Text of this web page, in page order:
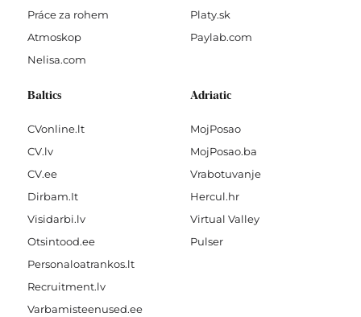
Práce za rohem
Atmoskop
Nelisa.com
Platy.sk
Paylab.com
Baltics
CVonline.lt
CV.lv
CV.ee
Dirbam.It
Visidarbi.lv
Otsintood.ee
Personaloatrankos.lt
Recruitment.lv
Varbamisteenused.ee
Adriatic
MojPosao
MojPosao.ba
Vrabotuvanje
Hercul.hr
Virtual Valley
Pulser